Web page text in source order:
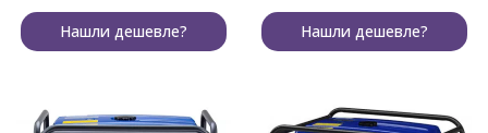
Нашли дешевле? Нашли дешевле?